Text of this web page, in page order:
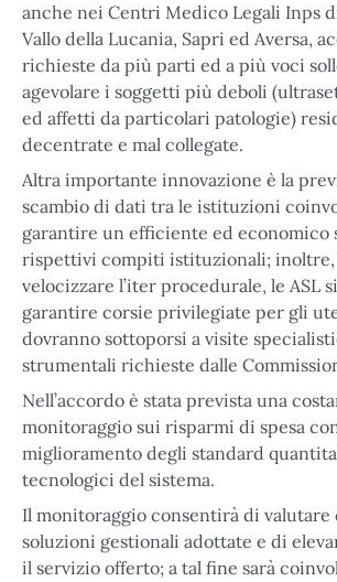
anche nei Centri Medico Legali Inps
Vallo della Lucania, Sapri ed Aversa,
richieste da più parti ed a più voci
agevolare i soggetti più deboli
ed affetti da particolari patologie)
decentrate e mal collegate.
Altra importante innovazione è la
scambio di dati tra le istituzioni
garantire un efficiente ed economico
rispettivi compiti istituzionali; inoltre,
velocizzare l’iter procedurale, le ASL
garantire corsie privilegiate per gli
dovranno sottoporsi a visite
strumentali richieste dalle
Nell’accordo è stata prevista una
monitoraggio sui risparmi di spesa
miglioramento degli standard
tecnologici del sistema.
Il monitoraggio consentirà di valutare
soluzioni gestionali adottate e di
il servizio offerto; a tal fine sarà